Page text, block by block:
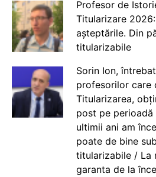
Profesor de
Titularizare
așteptările. Din
titularizabile
Sorin Ion,
profesorilor care
Titularizarea,
post pe perioadă
ultimii ani am
poate de bine
titularizabile / La
garanta de la